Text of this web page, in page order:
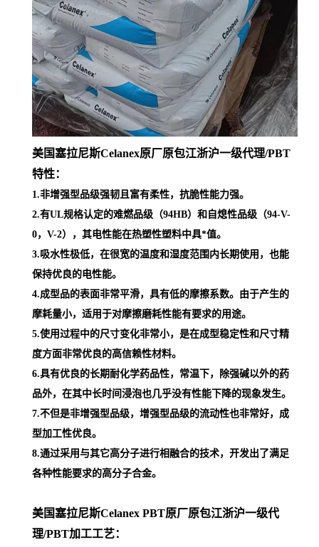
美国塞拉尼斯Celanex原厂原包江浙沪一级代理/PBT
特性：
1.非增强型品级强韧且富有柔性，抗脆性能力强。
2.有UL规格认定的难燃品级（94HB）和自熄性品级（94-V-
0，V-2），其电性能在热塑性塑料中具*值。
3.吸水性极低，在很宽的温度和湿度范围内长期使用，也能
保持优良的电性能。
4.成型品的表面非常平滑，具有低的摩擦系数。由于产生的
摩耗量小，适用于对摩擦磨耗性能有要求的用途。
5.使用过程中的尺寸变化非常小，是在成型稳定性和尺寸精
度方面非常优良的高信赖性材料。
6.具有优良的长期耐化学药品性，常温下，除强碱以外的药
品外，在其中长时间浸泡也几乎没有性能下降的现象发生。
7.不但是非增强型品级，增强型品级的流动性也非常好，成
型加工性优良。
8.通过采用与其它高分子进行相融合的技术，开发出了满足
各种性能要求的高分子合金。
美国塞拉尼斯Celanex PBT原厂原包江浙沪一级代
理/PBT加工工艺：